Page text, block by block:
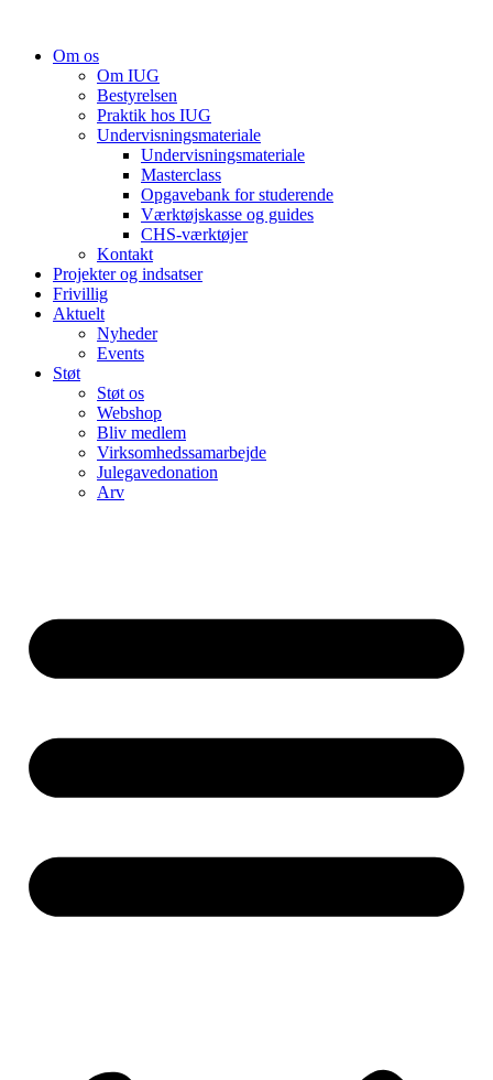
indholdOm os
Om IUG
Bestyrelsen
Praktik hos IUG
Undervisningsmateriale
Undervisningsmateriale
Masterclass
Opgavebank for studerende
Værktøjskasse og guides
CHS-værktøjer
Kontakt
Projekter og indsatser
Frivillig
Aktuelt
Nyheder
Events
Støt
Støt os
Webshop
Bliv medlem
Virksomhedssamarbejde
Julegavedonation
Arv